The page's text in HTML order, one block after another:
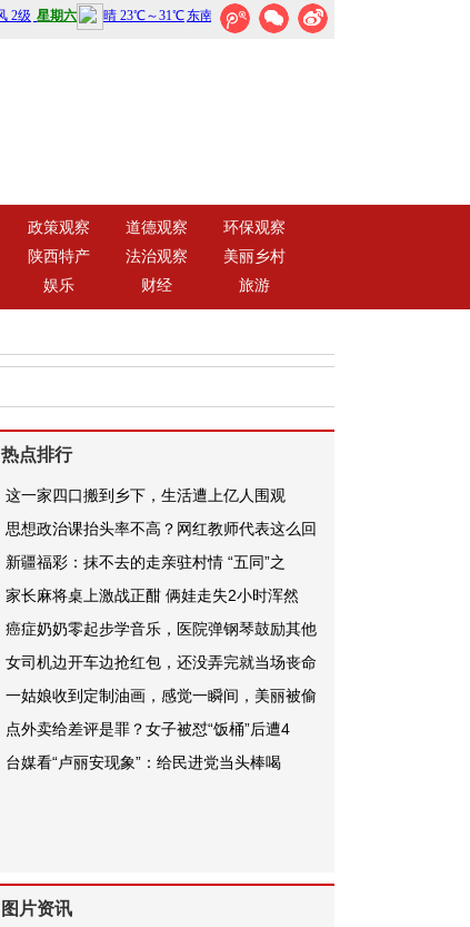
政策观察 道德观察
环保观察
陕西特产 法治观察
美丽乡村
娱乐 财经 旅游
热点排行
这一家四口搬到乡下，生活遭上亿人围观
思想政治课抬头率不高？网红教师代表这么回
新疆福彩：抹不去的走亲驻村情 “五同”之
家长麻将桌上激战正酣 俩娃走失2小时浑然
癌症奶奶零起步学音乐，医院弹钢琴鼓励其他
女司机边开车边抢红包，还没弄完就当场丧命
一姑娘收到定制油画，感觉一瞬间，美丽被偷
点外卖给差评是罪？女子被怼“饭桶”后遭4
台媒看“卢丽安现象”：给民进党当头棒喝
图片资讯